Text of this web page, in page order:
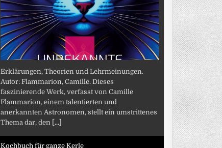
Erklärungen, Theorien und Lehrmeinungen.
Autor: Flammarion, Camille. Dieses
faszinierende Werk, verfasst von Camille
Flammarion, einem talentierten und
anerkannten Astronomen, stellt ein umstrittenes
Thema dar, den [...]
Kochbuch für ganze Kerle